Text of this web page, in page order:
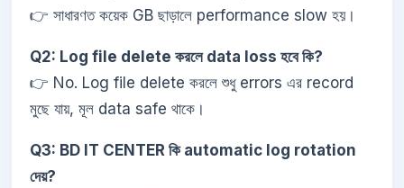
👉 সাধারণত কয়েক GB ছাড়ালে performance slow হয়।
Q2: Log file delete করলে data loss হবে কি?
👉 No. Log file delete করলে শুধু errors এর record
মুছে যায়, মূল data safe থাকে।
Q3: BD IT CENTER কি automatic log rotation
দেয়?